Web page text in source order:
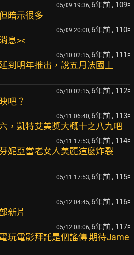
05/09 19:36, 6年前 , 109F
暗示很多
05/09 20:00, 6年前 , 110F
息><
05/10 02:15, 6年前 , 111 F
到明年推出，說五月法國上
05/10 02:15, 6年前 , 112F
吧？
05/11 06:40, 6年前 , 113F
，凱特艾美獎大概十之八九吧
05/11 17:53, 6年前 , 114F
妮亞當老女人美麗這麼炸裂
05/11 17:53, 6年前 , 115F
05/12 04:45, 6年前 , 116F
新片
05/12 08:06, 6年前 , 117F
玩電影拜託是個謠傳 期待Jame